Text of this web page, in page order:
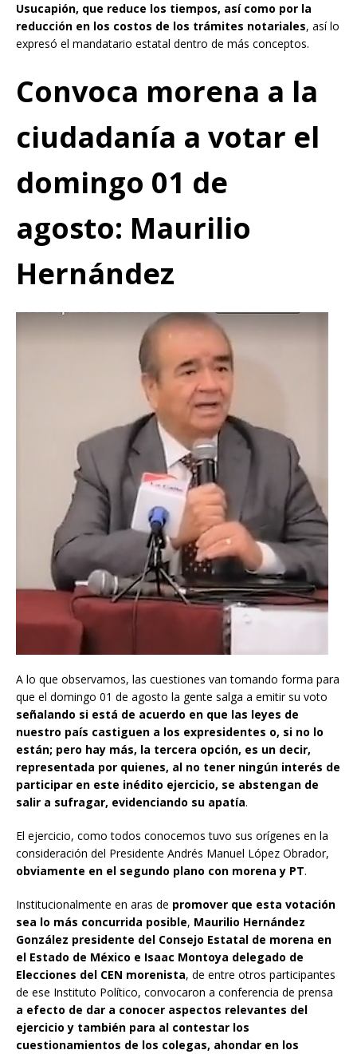
Usucapión, que reduce los tiempos, así como por la
reducción en los costos de los trámites notariales, así lo
expresó el mandatario estatal dentro de más conceptos.
Convoca morena a la
ciudadanía a votar el
domingo 01 de
agosto: Maurilio
Hernández
A lo que observamos, las cuestiones van tomando forma para
que el domingo 01 de agosto la gente salga a emitir su voto
señalando si está de acuerdo en que las leyes de
nuestro país castiguen a los expresidentes o, si no lo
están; pero hay más, la tercera opción, es un decir,
representada por quienes, al no tener ningún interés de
participar en este inédito ejercicio, se abstengan de
salir a sufragar, evidenciando su apatía.
El ejercicio, como todos conocemos tuvo sus orígenes en la
consideración del Presidente Andrés Manuel López Obrador,
obviamente en el segundo plano con morena y PT.
Institucionalmente en aras de promover que esta votación
sea lo más concurrida posible, Maurilio Hernández
González presidente del Consejo Estatal de morena en
el Estado de México e Isaac Montoya delegado de
Elecciones del CEN morenista, de entre otros participantes
de ese Instituto Político, convocaron a conferencia de prensa
a efecto de dar a conocer aspectos relevantes del
ejercicio y también para al contestar los
cuestionamientos de los colegas, ahondar en los